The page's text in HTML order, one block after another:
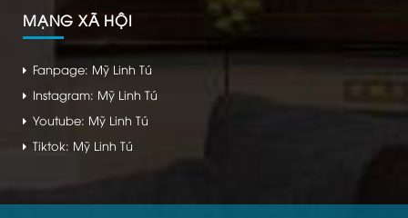
MẠNG XÃ HỘI
Fanpage: Mỹ Linh Tú
Instagram: Mỹ Linh Tú
Youtube: Mỹ Linh Tú
Tiktok: Mỹ Linh Tú